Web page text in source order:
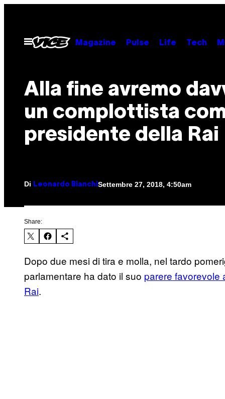
contenuto
Apri
Magazine Pulse Life Tech
Alla fine avremo
un complottista
presidente della Rai
Di Leonardo Bianchi Settembre 27, 2018, 4:50am
Share:
Dopo due mesi di tira e molla, nel tardo
parlamentare ha dato il suo parere favorevole
Rai.